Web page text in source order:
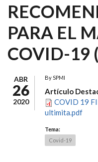
PARA EL
COVID-19
ABR
26
2020
BySPMI
Artículo
COVID 19
ultimita.pdf
Tema:
Covid-19